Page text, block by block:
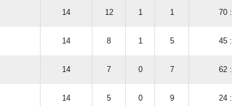
14 12 1 1 70
14 8 1 5 45
14 7 0 7 62
14 5 0 9 24